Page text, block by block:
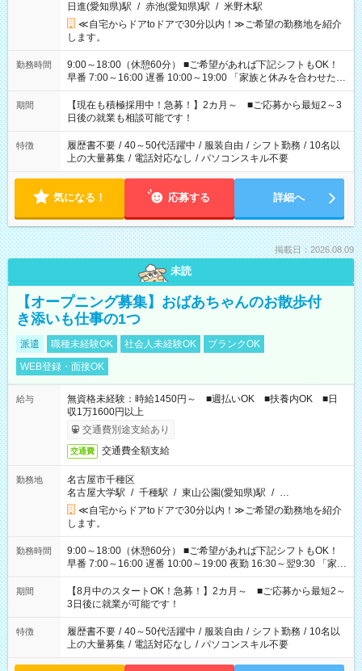
日進(愛知県)駅 / 赤池(愛知県)駅 / 米野木駅
≪自宅からドアtoドアで30分以内！≫ご希望の勤務地を紹介
します。
勤務時間
9:00～18:00（休憩60分） ■ご希望があれば下記シフトもOK！
早番 7:00～16:00 遅番 10:00～19:00 「家族と休みを合わせた
い」 「余裕を持って夕飯の準備がしたい」 「できれば残業はし
たくない」 など、ご希望を教えてくださいね。 ※Wワーク希望
の方へ 今ご覧のお仕事で希望する勤務時間と、もう1つのお仕事
の勤務時間。 合計で週40時間を超える場合は応募できません。
期間
【現在も積極採用中！急募！】2カ月～ ■ご応募から最短2～3
日後の就業も相談可能です！
特徴 履歴書不要 / 40～50代活躍中 / 服装自由 / シフト勤務 / 10名以
上の大量募集 / 電話対応なし / パソコンスキル不要
気になる！ 応募する 詳細へ
掲載日：2026.08.09
未読
【オープニング募集】おばあちゃんのお散歩付
き添いも仕事の1つ
派遣 職種未経験OK 社会人未経験OK
ブランクOK
WEB登録・面接OK
給与
無資格未経験：時給1450円～ ■週払いOK ■扶養内OK ■日
収1万1600円以上
交通費別途支給あり
交通費 交通費全額支給
勤務地
名古屋市千種区
名古屋大学駅 / 千種駅 / 東山公園(愛知県)駅 / …
≪自宅からドアtoドアで30分以内！≫ご希望の勤務地を紹介
します。
勤務時間
9:00～18:00（休憩60分） ■ご希望があれば下記シフトもOK！
早番 7:00～16:00 遅番 10:00～19:00 夜勤 16:30～翌9:30 「家族
と休みを合わせたい」 「余裕を持って夕飯の準備がしたい」
「できれば残業はしたくない」 など、ご希望を教えてください
ね。 ※Wワーク希望の方へ 今ご覧のお仕事で希望する勤務時間
と、もう1つのお仕事の勤務時間。 合計で週40時間を超える場
合は応募できません。
期間
【8月中のスタートOK！急募！】2カ月～ ■ご応募から最短2～
3日後に就業が可能です！
特徴 履歴書不要 / 40～50代活躍中 / 服装自由 / シフト勤務 / 10名以
上の大量募集 / 電話対応なし / パソコンスキル不要